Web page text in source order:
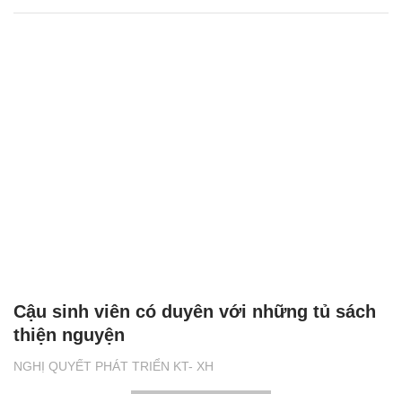
NGHỊ QUYẾT PHÁT TRIỂN KT- XH
Cậu sinh viên có duyên với những tủ sách
thiện nguyện